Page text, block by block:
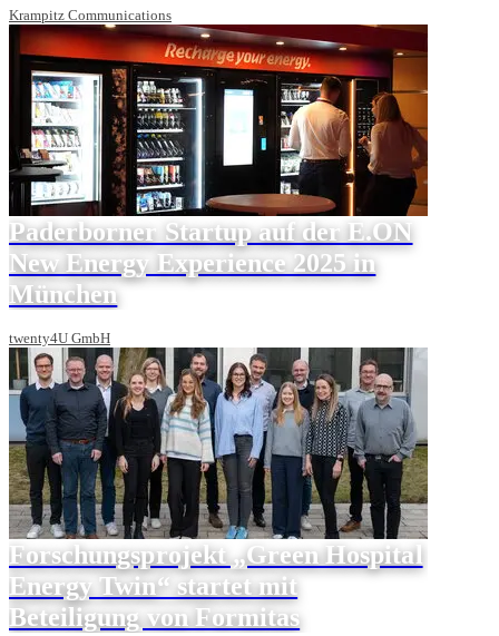
Krampitz Communications
Paderborner Startup auf der E.ON
New Energy Experience 2025 in
München
twenty4U GmbH
Forschungsprojekt „Green Hospital
Energy Twin“ startet mit
Beteiligung von Formitas